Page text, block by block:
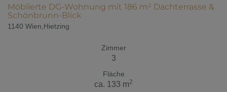
Möblierte DG-Wohnung mit 186 m² Dachterrasse &
Schönbrunn-Blick
1140 Wien,Hietzing
Zimmer
3
Fläche
ca. 133 m2